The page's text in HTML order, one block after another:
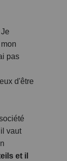
Je
pas
d'être
vaut
et il